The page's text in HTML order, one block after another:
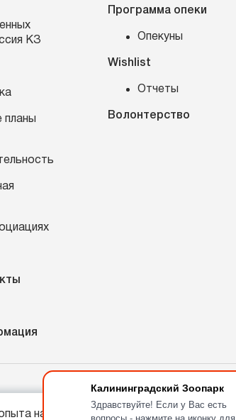
Калининградский Зоопарк
Здравствуйте! Если у Вас есть
на нашем сайте.
КЗ
планы
Программа опеки
Опекуны
Wishlist
Отчеты
Волонтерство
проспект Мира, 26